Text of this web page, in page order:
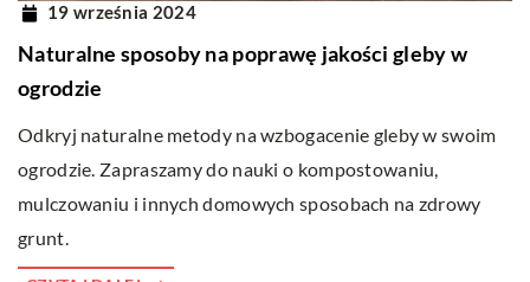
19 września 2024
Naturalne sposoby na poprawę jakości gleby w
ogrodzie
Odkryj naturalne metody na wzbogacenie gleby w swoim
ogrodzie. Zapraszamy do nauki o kompostowaniu,
mulczowaniu i innych domowych sposobach na zdrowy
grunt.